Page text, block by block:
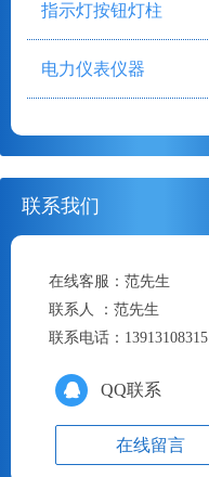
指示灯按钮灯柱
电力仪表仪器
联系我们
在线客服：范先生
联系人 ：范先生
联系电话： 13913108315
QQ联系
在线留言